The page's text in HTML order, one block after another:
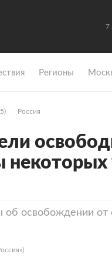
7
Регионы
Россия
об освобождении